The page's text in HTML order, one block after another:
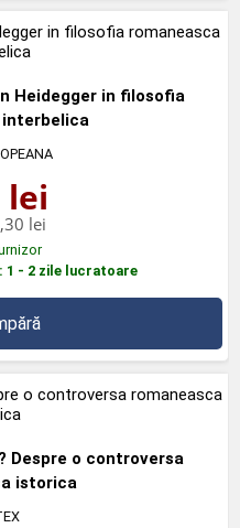
Heidegger in filosofia
interbelica
lei
lei
- 2 zile lucratoare
Despre o controversa
istorica